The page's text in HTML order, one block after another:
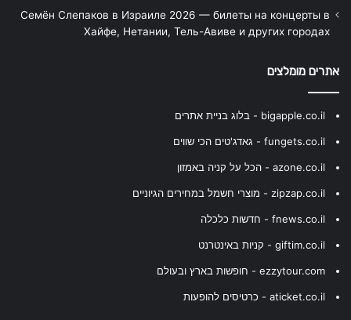
Семён Слепаков в Израиле 2026 — билеты на концерты в
Хайфе, Нетании, Тель-Авиве и других городах
אתרים מומלצים
bigapple.co.il - בלוג בניית אתרים
fungets.co.il - גאדג'טים הכי שווים
azone.co.il - הכל על קניה באמזון
zipzap.co.il - מוצרי חשמל במחירים הגיוניים
fnews.co.il - חדשות כלכלה
giftim.co.il - קניות באינטרנט
ezzytour.com - חופשות בארץ ובעולם
aticket.co.il - כרטיסים להופעות